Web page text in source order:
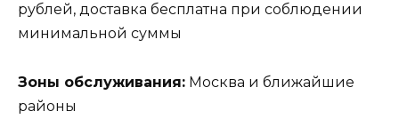
рублей, доставка бесплатна при соблюдении
минимальной суммы
Зоны обслуживания: Москва и ближайшие
районы